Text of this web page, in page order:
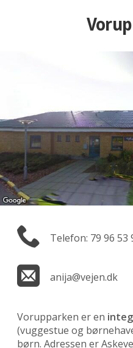
Telefon: 79 96 53
anija@vejen.dk
Vorupparken er en
(vuggestue og
børn. Adressen er